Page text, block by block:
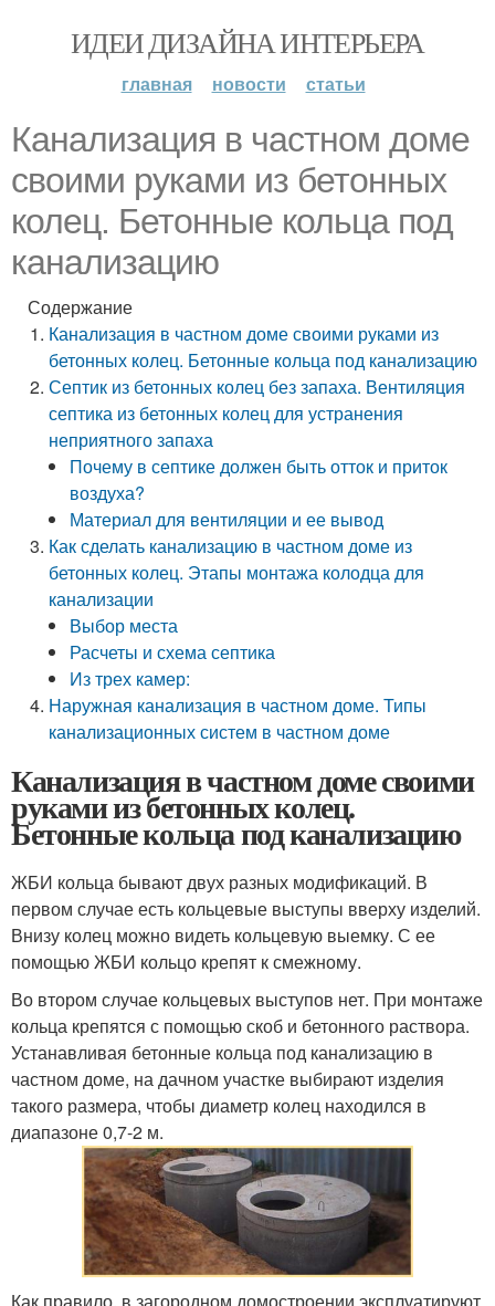
ИДЕИ ДИЗАЙНА ИНТЕРЬЕРА
главная новости статьи
Канализация в частном доме
своими руками из бетонных
колец. Бетонные кольца под
канализацию
Содержание
Канализация в частном доме своими руками из
бетонных колец. Бетонные кольца под канализацию
Септик из бетонных колец без запаха. Вентиляция
септика из бетонных колец для устранения
неприятного запаха
Почему в септике должен быть отток и приток
воздуха?
Материал для вентиляции и ее вывод
Как сделать канализацию в частном доме из
бетонных колец. Этапы монтажа колодца для
канализации
Выбор места
Расчеты и схема септика
Из трех камер:
Наружная канализация в частном доме. Типы
канализационных систем в частном доме
Канализация в частном доме своими
руками из бетонных колец.
Бетонные кольца под канализацию
ЖБИ кольца бывают двух разных модификаций. В
первом случае есть кольцевые выступы вверху изделий.
Внизу колец можно видеть кольцевую выемку. С ее
помощью ЖБИ кольцо крепят к смежному.
Во втором случае кольцевых выступов нет. При монтаже
кольца крепятся с помощью скоб и бетонного раствора.
Устанавливая бетонные кольца под канализацию в
частном доме, на дачном участке выбирают изделия
такого размера, чтобы диаметр колец находился в
диапазоне 0,7-2 м.
Как правило, в загородном домостроении эксплуатируют